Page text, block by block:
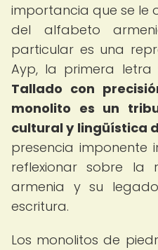
importancia que se
del alfabeto
particular es una
Ayp, la primera
Tallado con
monolito es un
cultural y lingüística
presencia imponente
reflexionar sobre la
armenia y su
escritura.
Los monolitos de